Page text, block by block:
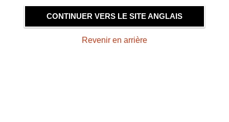
CONTINUER VERS LE SITE ANGLAIS
Revenir en arrière